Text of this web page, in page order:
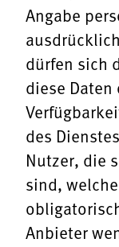
Angabe
dürfen sich
diese
des
Nutzer, die
sind,
Anbieter